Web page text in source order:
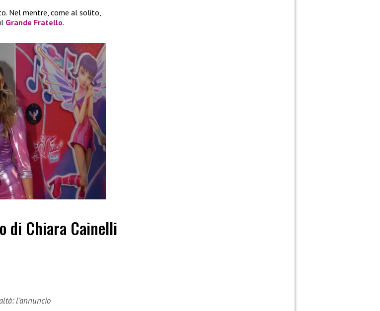
Nel mentre, come al solito,
Grande Fratello.
di Chiara Cainelli
l’annuncio